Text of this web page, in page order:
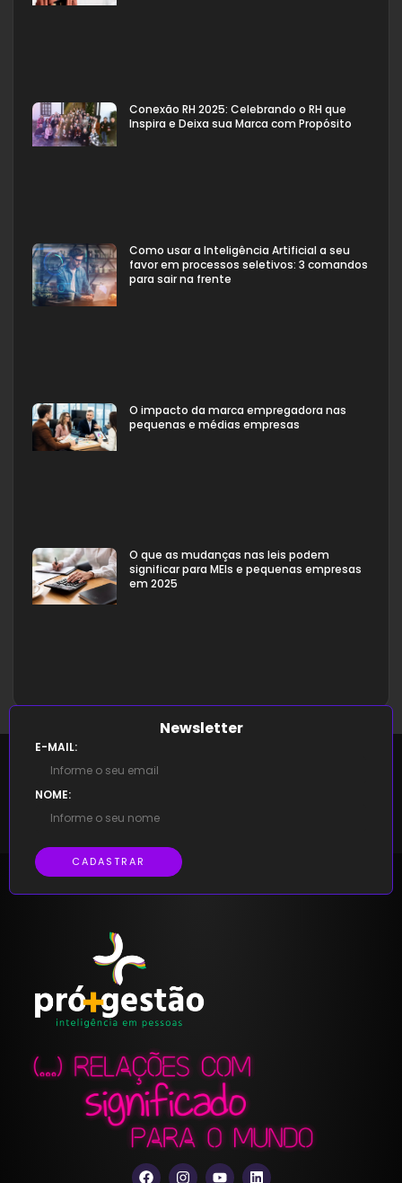
Conexão RH 2025: Celebrando o RH que
Inspira e Deixa sua Marca com Propósito
Como usar a Inteligência Artificial a seu
favor em processos seletivos: 3 comandos
para sair na frente
O impacto da marca empregadora nas
pequenas e médias empresas
O que as mudanças nas leis podem
significar para MEIs e pequenas empresas
em 2025
Newsletter
E-MAIL:
NOME:
CADASTRAR